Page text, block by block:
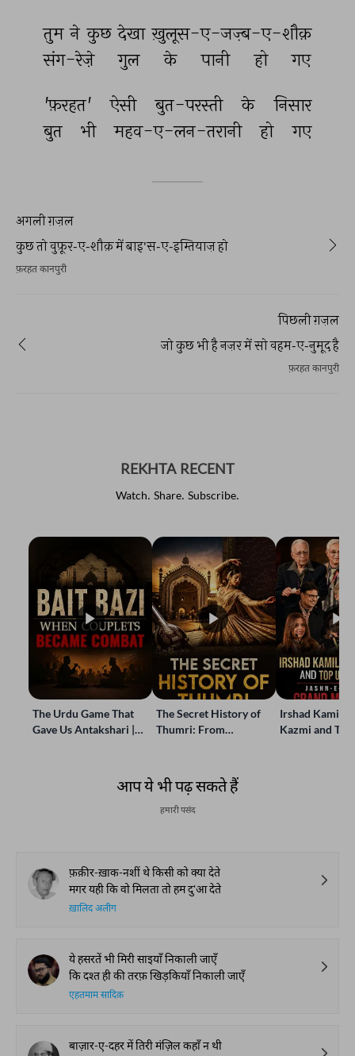
तुम ने कुछ देखा ख़ुलूस-ए-जज़्ब-ए-शौक़
संग-रेज़े
गुल के पानी हो गए
'फ़रहत' ऐसी बुत-परस्ती के
निसार
बुत
भी महव-ए-लन-तरानी हो गए
अगली ग़ज़ल
कुछ तो वुफ़ूर-ए-शौक़ में बाइ'स-ए-इम्तियाज़ हो
फ़रहत कानपुरी
पिछली ग़ज़ल
जो कुछ भी है नज़र में सो वहम-ए-नुमूद है
फ़रहत कानपुरी
REKHTA RECENT
Watch. Share. Subscribe.
The Urdu Game That
Gave Us Antakshari |
The Secret History of
Thumri: From
Irshad Kamil,
Kazmi and
आप ये भी पढ़ सकते हैं
हमारी पसंद
फ़क़ीर-ख़ाक-नशीं थे किसी को क्या देते
मगर यही कि वो मिलता तो हम दु'आ देते
ख़ालिद अलीग
ये हसरतें भी मिरी साइयाँ निकाली जाएँ
कि दश्त ही की तरफ़ खिड़कियाँ निकाली जाएँ
एहतमाम सादिक़
बाज़ार-ए-दहर में तिरी मंज़िल कहाँ न थी